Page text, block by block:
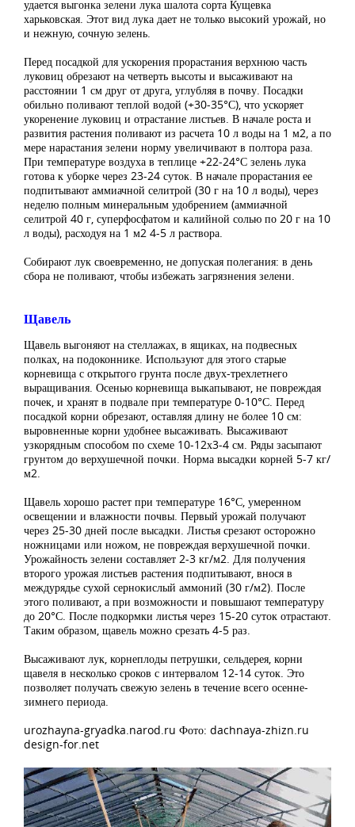
удается выгонка зелени лука шалота сорта Кущевка
харьковская. Этот вид лука дает не только высокий урожай, но
и нежную, сочную зелень.
Перед посадкой для ускорения прорастания верхнюю часть
луковиц обрезают на четверть высоты и высаживают на
расстоянии 1 см друг от друга, углубляя в почву. Посадки
обильно поливают теплой водой (+30-35°С), что ускоряет
укоренение луковиц и отрастание листьев. В начале роста и
развития растения поливают из расчета 10 л воды на 1 м2, а по
мере нарастания зелени норму увеличивают в полтора раза.
При температуре воздуха в теплице +22-24°С зелень лука
готова к уборке через 23-24 суток. В начале прорастания ее
подпитывают аммиачной селитрой (30 г на 10 л воды), через
неделю полным минеральным удобрением (аммиачной
селитрой 40 г, суперфосфатом и калийной солью по 20 г на 10
л воды), расходуя на 1 м2 4-5 л раствора.
Собирают лук своевременно, не допуская полегания: в день
сбора не поливают, чтобы избежать загрязнения зелени.
Щавель
Щавель выгоняют на стеллажах, в ящиках, на подвесных
полках, на подоконнике. Используют для этого старые
корневища с открытого грунта после двух-трехлетнего
выращивания. Осенью корневища выкапывают, не повреждая
почек, и хранят в подвале при температуре 0-10°С. Перед
посадкой корни обрезают, оставляя длину не более 10 см:
выровненные корни удобнее высаживать. Высаживают
узкорядным способом по схеме 10-12х3-4 см. Ряды засыпают
грунтом до верхушечной почки. Норма высадки корней 5-7 кг/
м2.
Щавель хорошо растет при температуре 16°С, умеренном
освещении и влажности почвы. Первый урожай получают
через 25-30 дней после высадки. Листья срезают осторожно
ножницами или ножом, не повреждая верхушечной почки.
Урожайность зелени составляет 2-3 кг/м2. Для получения
второго урожая листьев растения подпитывают, внося в
междурядье сухой сернокислый аммоний (30 г/м2). После
этого поливают, а при возможности и повышают температуру
до 20°С. После подкормки листья через 15-20 суток отрастают.
Таким образом, щавель можно срезать 4-5 раз.
Высаживают лук, корнеплоды петрушки, сельдерея, корни
щавеля в несколько сроков с интервалом 12-14 суток. Это
позволяет получать свежую зелень в течение всего осенне-
зимнего периода.
urozhayna-gryadka.narod.ru Фото: dachnaya-zhizn.ru
design-for.net